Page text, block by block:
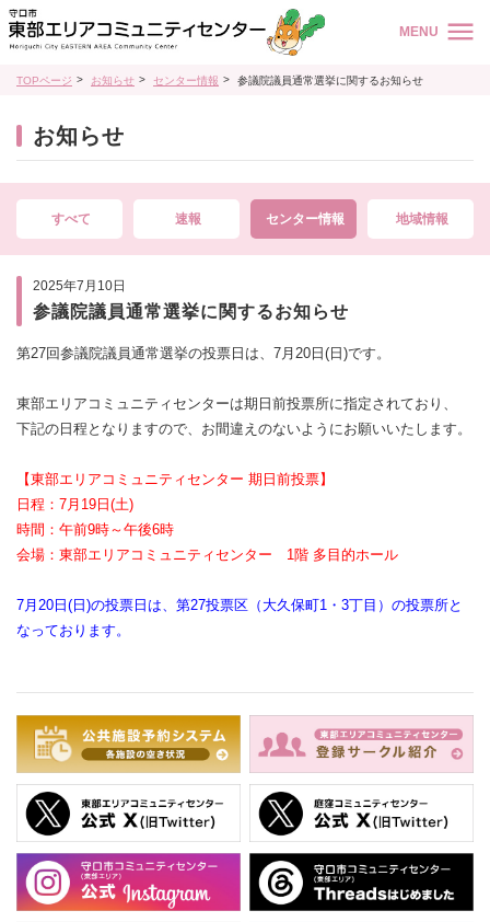
MENU
TOPページ お知らせ センター情報 参議院議員通常選挙に関するお知らせ
お知らせ
すべて 速報 センター情報 地域情報
2025年7月10日
参議院議員通常選挙に関するお知らせ
第27回参議院議員通常選挙の投票日は、7月20日(日)です。
東部エリアコミュニティセンターは期日前投票所に指定されており、
下記の日程となりますので、お間違えのないようにお願いいたします。
【東部エリアコミュニティセンター 期日前投票】
日程：7月19日(土)
時間：午前9時～午後6時
会場：東部エリアコミュニティセンター 1階 多目的ホール
7月20日(日)の投票日は、第27投票区（大久保町1・3丁目）の投票所と
なっております。